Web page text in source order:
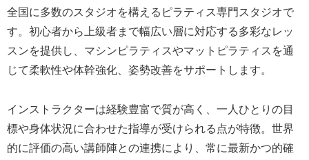
全国に多数のスタジオを構えるピラティス専門スタジオで
す。初心者から上級者まで幅広い層に対応する多彩なレッ
スンを提供し、マシンピラティスやマットピラティスを通
じて柔軟性や体幹強化、姿勢改善をサポートします。
インストラクターは経験豊富で質が高く、一人ひとりの目
標や身体状況に合わせた指導が受けられる点が特徴。世界
的に評価の高い講師陣との連携により、常に最新かつ的確